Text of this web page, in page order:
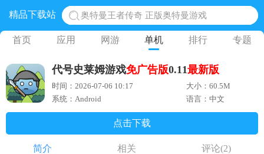
精品下载站
奥特曼王者传奇 正版奥特曼游戏
地铁跑酷体验服国际服 地铁跑酷体验服版本
网易光遇手游正版 点亮星空共庆周年
黎明觉醒生机腾讯正版 黎明觉醒生机国际服
蛋仔派对下载 蛋仔派对体验服
首页 应用 网游 单机 排行 专题
代号史莱姆游戏免广告版0.11最新版
时间：2026-07-06 10:17
大小：60.5M
系统：Android
语言：中文
点击下载
简介 相关 评论(2)